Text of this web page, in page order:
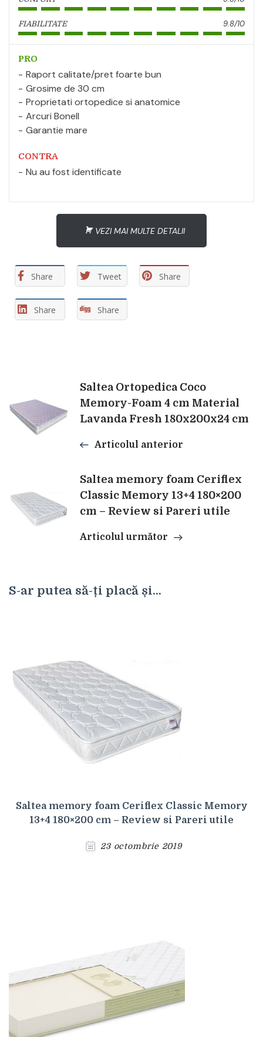
FIABILITATE 9.8/10
PRO
Raport calitate/pret foarte bun
Grosime de 30 cm
Proprietati ortopedice si anatomice
Arcuri Bonell
Garantie mare
CONTRA
Nu au fost identificate
VEZI MAI MULTE DETALII
Share Tweet Share
Share Share
Navigare
în
articole
Saltea Ortopedica Coco
Memory-Foam 4 cm Material
Lavanda Fresh 180x200x24 cm
Articolul anterior
Saltea memory foam Ceriflex
Classic Memory 13+4 180×200
cm – Review si Pareri utile
Articolul următor
S-ar putea să-ți placă și...
Saltea memory foam Ceriflex Classic Memory
13+4 180×200 cm – Review si Pareri utile
23 octombrie 2019